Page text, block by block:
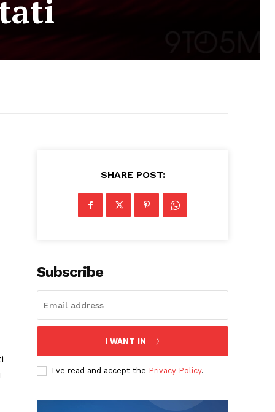
SHARE POST:
Subscribe
I WANT IN
I've read and accept the Privacy Policy.